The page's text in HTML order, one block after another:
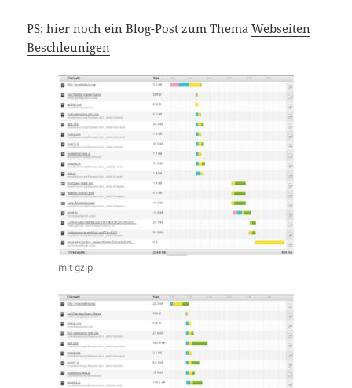
PS: hier noch ein Blog-Post zum ThemaWebseiten
Beschleunigen
mit gzip